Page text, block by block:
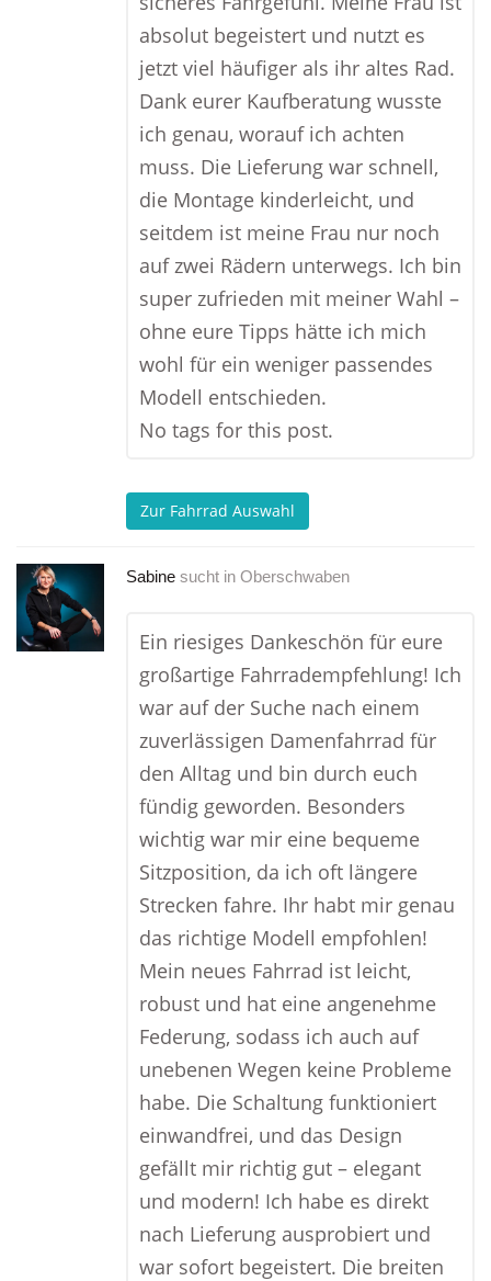
absolut begeistert und nutzt es
jetzt viel häufiger als ihr altes Rad.
Dank eurer Kaufberatung wusste
ich genau, worauf ich achten
muss. Die Lieferung war schnell,
die Montage kinderleicht, und
seitdem ist meine Frau nur noch
auf zwei Rädern unterwegs. Ich bin
super zufrieden mit meiner Wahl –
ohne eure Tipps hätte ich mich
wohl für ein weniger passendes
Modell entschieden.
No tags for this post.
Zur Fahrrad Auswahl
Sabine sucht in Oberschwaben
Ein riesiges Dankeschön für eure
großartige Fahrradempfehlung! Ich
war auf der Suche nach einem
zuverlässigen Damenfahrrad für
den Alltag und bin durch euch
fündig geworden. Besonders
wichtig war mir eine bequeme
Sitzposition, da ich oft längere
Strecken fahre. Ihr habt mir genau
das richtige Modell empfohlen!
Mein neues Fahrrad ist leicht,
robust und hat eine angenehme
Federung, sodass ich auch auf
unebenen Wegen keine Probleme
habe. Die Schaltung funktioniert
einwandfrei, und das Design
gefällt mir richtig gut – elegant
und modern! Ich habe es direkt
nach Lieferung ausprobiert und
war sofort begeistert. Die breiten